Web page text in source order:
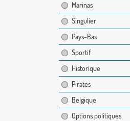
Marinas
Singulier
Pays-Bas
Sportif
Historique
Pirates
Belgique
Options politiques